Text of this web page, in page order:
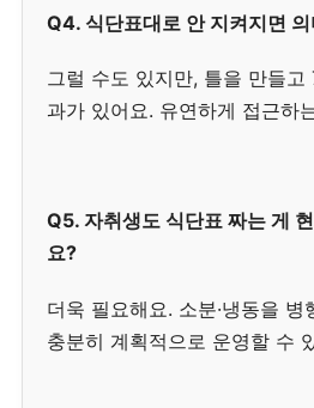
Q4. 식단표대로 안 지켜지면
그럴 수도 있지만, 틀을 만들
과가 있어요. 유연하게 접근하
Q5. 자취생도 식단표 짜는 게
요?
더욱 필요해요. 소분·냉동을 병
충분히 계획적으로 운영할 수